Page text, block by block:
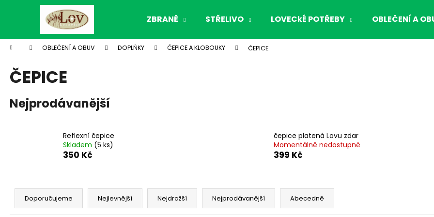
ZBRANĚ STŘELIVO LOVECkÉ POTŘEBY OBLEČENÍ A
Domů OBLEČENÍ A OBUV DOPLŇKY ČEPICE A KLOBOUKY ČEPICE
ČEPICE
Nejprodávanější
Reflexní čepice
Skladem (5 ks)
350 Kč
čepice platená Lovu zdar
Momentálně nedostupné
399 Kč
Ř
z
Doporučujeme Nejlevnější Nejdražší Nejprodávanější Abecedně
í
Zpět
do
obchodu
Zpět
do
obchodu
Co potřebujete najít?
Doporučujeme